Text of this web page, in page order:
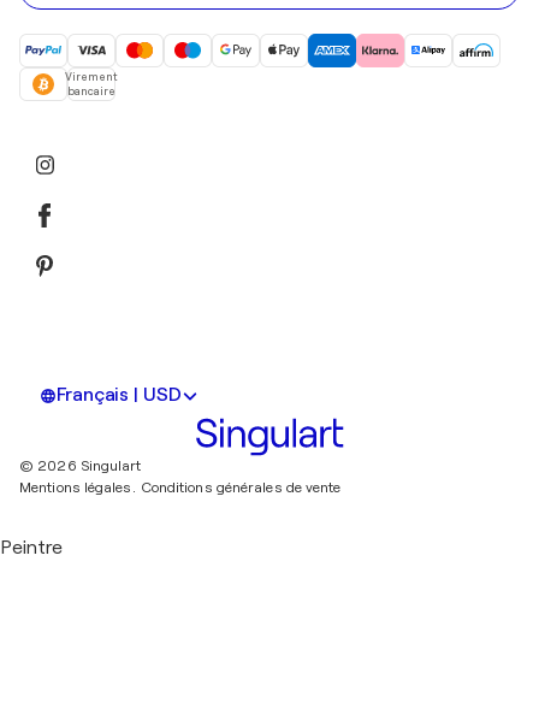
Virement
bancaire
Français | USD
© 2026 Singulart
Mentions légales. Conditions générales de vente
Peintre